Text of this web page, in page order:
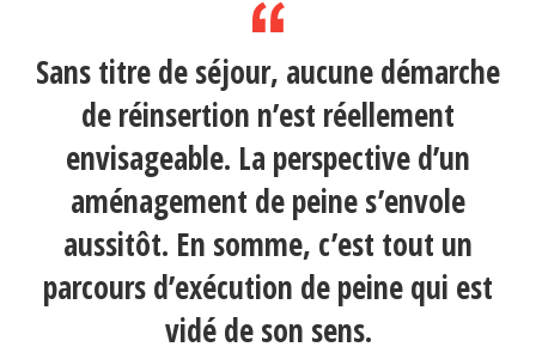
Sans titre de séjour, aucune démarche
de réinsertion n’est réellement
envisageable. La perspective d’un
aménagement de peine s’envole
aussitôt. En somme, c’est tout un
parcours d’exécution de peine qui est
vidé de son sens.